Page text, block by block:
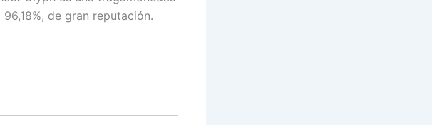
de gran reputación.